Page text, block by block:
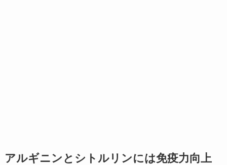
アルギニンとシトルリンには免疫力向上